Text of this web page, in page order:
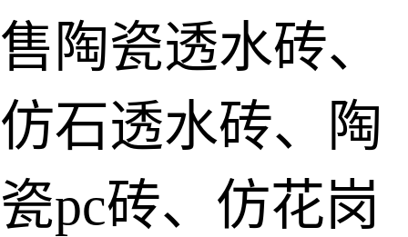
售陶瓷透水砖、
仿石透水砖、陶
瓷pc砖、仿花岗